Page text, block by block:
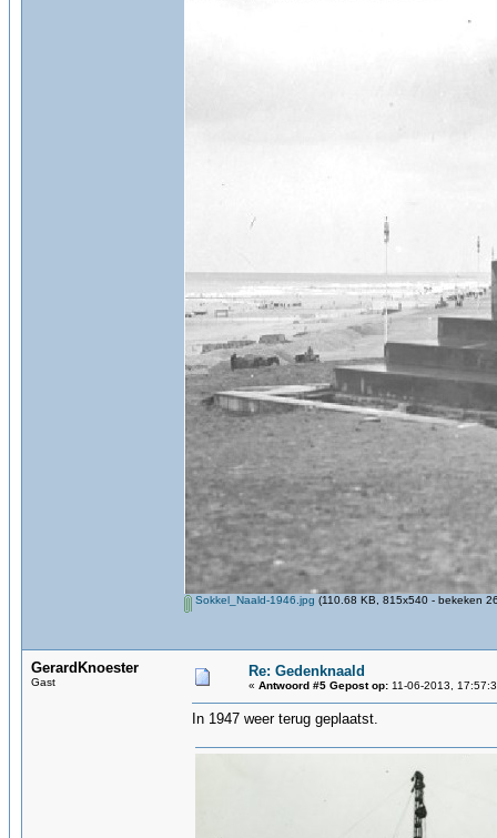
Sokkel_Naald-1946.jpg (110.68 KB, 815x540 - bekeken
GerardKnoester
Gast
Re: Gedenknaald
« Antwoord #5 Gepost op: 11-06-2013,
In 1947 weer terug geplaatst.